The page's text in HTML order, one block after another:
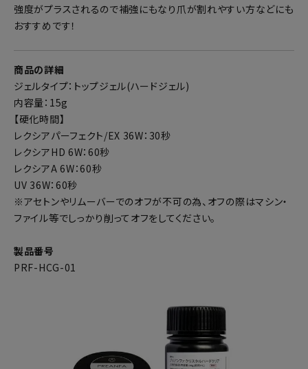
強度がプラスされるので補強にもなり爪が割れやすい方などにも
おすすめです！
商品の詳細
ジェルタイプ：トップジェル(ハードジェル)
内容量：15g
【硬化時間】
レクシアパーフェクト/EX 36W：30秒
レクシアHD 6W：60秒
レクシアA 6W：60秒
UV 36W：60秒
※アセトンやリムーバーでのオフが不可の為、オフの際はマシン・
ファイル等でしっかり削ってオフをしてください。
製品番号
PRF-HCG-01